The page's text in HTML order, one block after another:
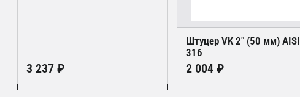
3 237 ₽
Штуцер VK 2" (50 мм) AISI
316
2 004 ₽